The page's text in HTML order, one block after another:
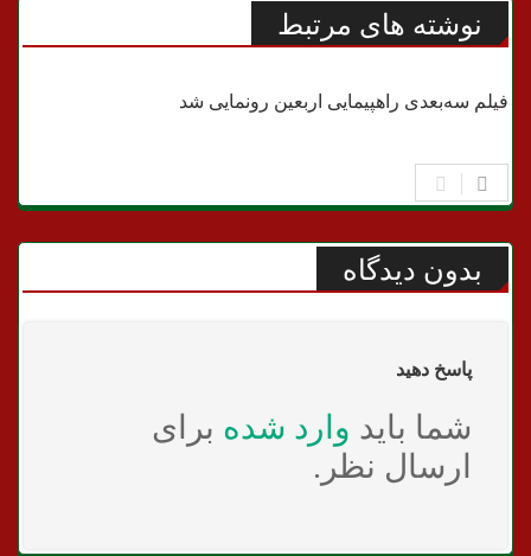
نوشته های مرتبط
قرآن و فعالیتهای دینی
فیلم سه‌بعدی راهپیمایی اربعین رونمایی شد
بدون دیدگاه
پاسخ دهید
شما باید وارد شده برای
ارسال نظر.